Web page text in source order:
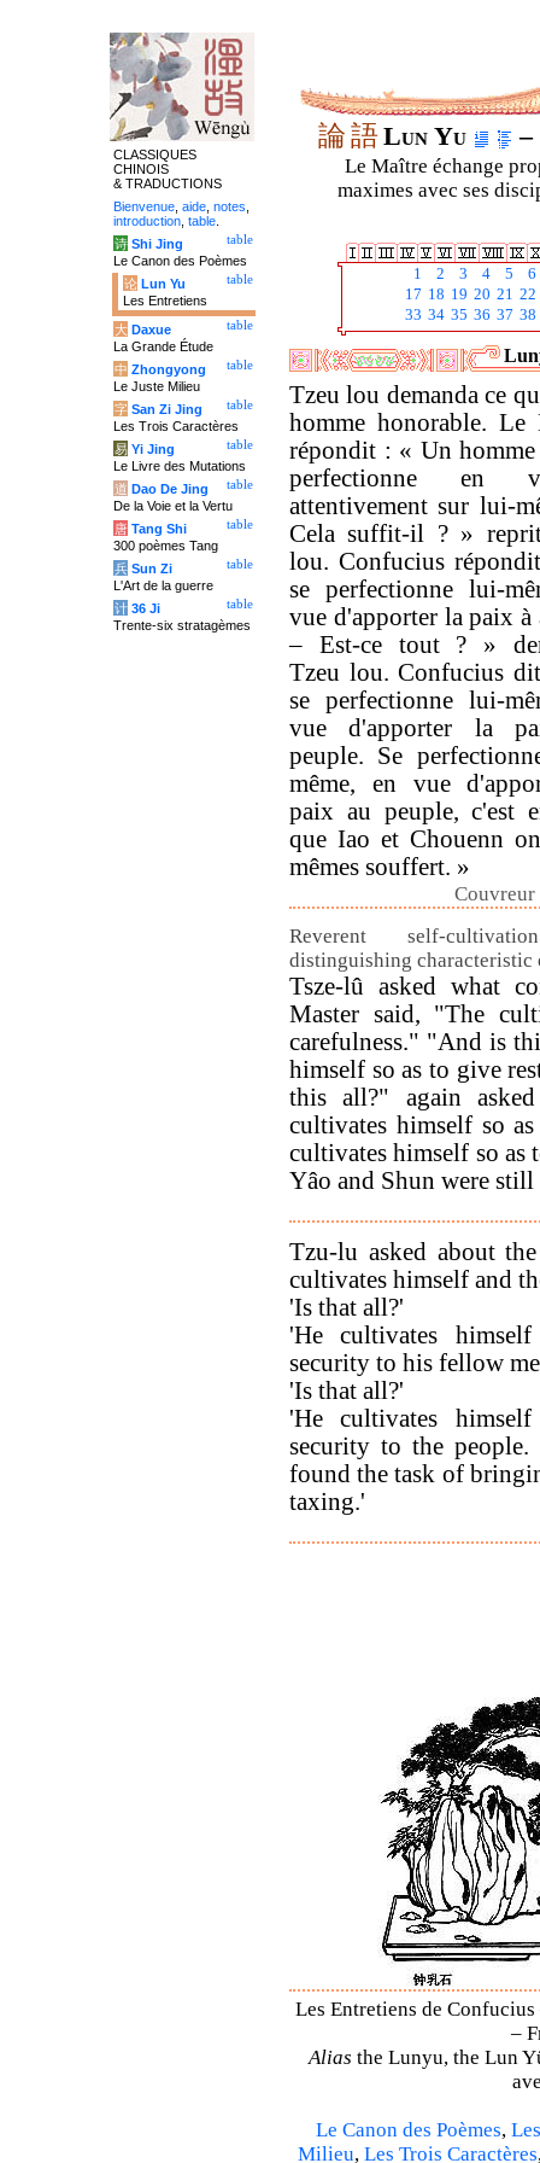
論語Lun Yu –
Le Maître échange
maximes avec ses
1 2 3 4 5
6
17 18 19 20 21 22
33 34 35 36 37 38
Tzeu lou demanda ce
homme honorable. Le
répondit : « Un
perfectionne en
attentivement sur lui-
Cela suffit-il ? »
lou. Confucius
se perfectionne lui-
vue d'apporter la paix à
– Est-ce tout ? »
Tzeu lou. Confucius
se perfectionne lui-
vue d'apporter la
peuple. Se
même, en vue
paix au peuple, c'est
que Iao et Chouenn
mêmes souffert. »
Reverent self-
distinguishing characteristic
Tsze-lû asked what
Master said, "The
carefulness." "And is
himself so as to give
this all?" again
cultivates himself so
cultivates himself so as
Yâo and Shun were
Tzu-lu asked about
cultivates himself and
'Is that all?'
'He cultivates
security to his fellow
'Is that all?'
'He cultivates
security to the
found the task of
taxing.'
Les Entretiens de
–
Alias the Lunyu, the Lun
Le Canon des Poèmes,
Milieu, Les Trois Caractères
CLASSIQUES
CHINOIS
& TRADUCTIONS
Bienvenue aide notes
introduction table
table
诗 Shi Jing
Le Canon des Poèmes
table
论 Lun Yu
Les Entretiens
table
大 Daxue
La Grande Étude
table
中 Zhongyong
Le Juste Milieu
table
字 San Zi Jing
Les Trois Caractères
table
易 Yi Jing
Le Livre des Mutations
table
道 Dao De Jing
De la Voie et la Vertu
table
唐 Tang Shi
300 poèmes Tang
table
兵 Sun Zi
L'Art de la guerre
table
计 36 Ji
Trente-six stratagèmes